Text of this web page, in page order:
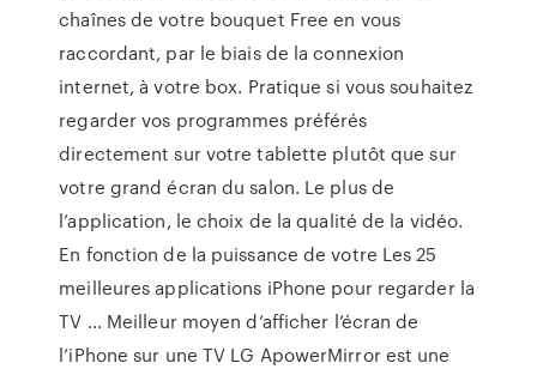
chaînes de votre bouquet Free en vous
raccordant, par le biais de la connexion
internet, à votre box. Pratique si vous souhaitez
regarder vos programmes préférés
directement sur votre tablette plutôt que sur
votre grand écran du salon. Le plus de
l’application, le choix de la qualité de la vidéo.
En fonction de la puissance de votre Les 25
meilleures applications iPhone pour regarder la
TV ... Meilleur moyen d’afficher l’écran de
l’iPhone sur une TV LG ApowerMirror est une